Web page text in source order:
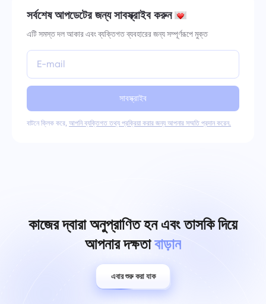
সর্বশেষ আপডেটের জন্য সাবস্ক্রাইব করুন
এটি সমস্ত দল আকার এবং ব্যক্তিগত ব্যবহারের জন্য সম্পূর্ণরূপে মুক্ত
সাবস্ক্রাইব
বাটনে ক্লিক করে,আপনি ব্যক্তিগত তথ্য প্রক্রিয়া করার জন্য আপনার সম্মতি প্রদান করেন.
কাজের দ্বারা অনুপ্রাণিত হন এবং তাসকি দিয়ে
আপনার দক্ষতাবাড়ান
এবার শুরু করা যাক